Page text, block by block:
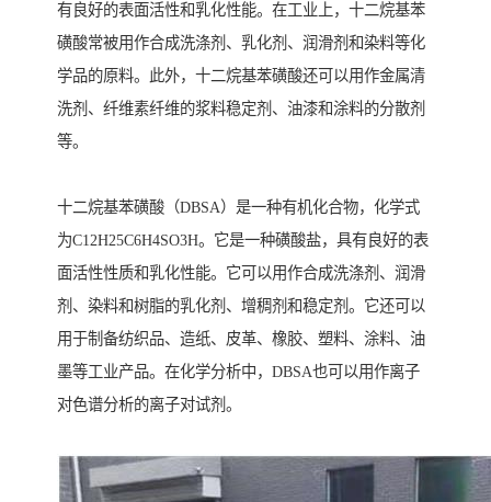
有良好的表面活性和乳化性能。在工业上，十二烷基苯
磺酸常被用作合成洗涤剂、乳化剂、润滑剂和染料等化
学品的原料。此外，十二烷基苯磺酸还可以用作金属清
洗剂、纤维素纤维的浆料稳定剂、油漆和涂料的分散剂
等。
十二烷基苯磺酸（DBSA）是一种有机化合物，化学式
为C12H25C6H4SO3H。它是一种磺酸盐，具有良好的表
面活性性质和乳化性能。它可以用作合成洗涤剂、润滑
剂、染料和树脂的乳化剂、增稠剂和稳定剂。它还可以
用于制备纺织品、造纸、皮革、橡胶、塑料、涂料、油
墨等工业产品。在化学分析中，DBSA也可以用作离子
对色谱分析的离子对试剂。